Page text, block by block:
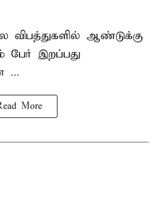
விபத்துகளில் ஆண்டுக்கு
பேர் இறப்பது
...
More